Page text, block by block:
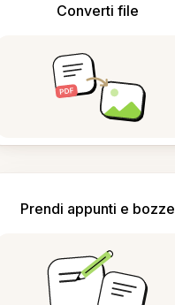
Converti file
Prendi appunti e bozze